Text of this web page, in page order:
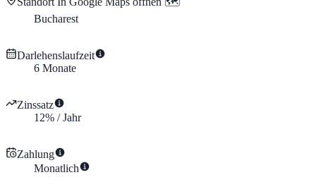
Bucharest
Darlehenslaufzeit
6 Monate
Zinssatz
12% /Jahr
Zahlung
Monatlich